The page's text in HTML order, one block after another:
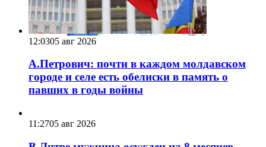
12:0305 авг 2026
А.Петрович: почти в каждом молдавском
городе и селе есть обелиски в память о
павших в годы войны
11:2705 авг 2026